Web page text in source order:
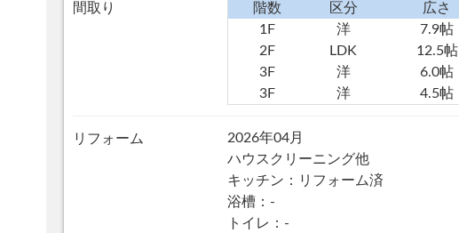
間取り 階数 区分
広さ
1F
洋
7.9帖
2F
LDK
12.5帖
3F
洋
6.0帖
3F
洋 4.5帖
リフォーム
2026年04月
ハウスクリーニング他
キッチン：リフォーム済
浴槽：-
トイレ：-